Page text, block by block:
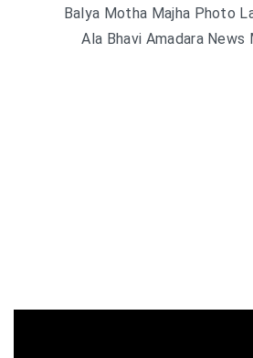
Balya Motha Majha Photo
Ala Bhavi Amadara News